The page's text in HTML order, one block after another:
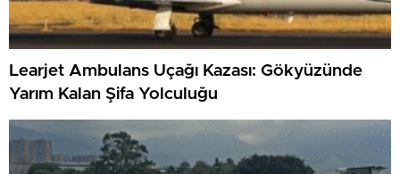
Learjet Ambulans Uçağı Kazası: Gökyüzünde
Yarım Kalan Şifa Yolculuğu